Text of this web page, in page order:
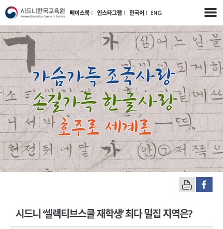
페이스북 l 인스타그램 l 한국어 l ENG
시드니 ‘셀렉티브스쿨 재학생’ 최다 밀집 지역은?